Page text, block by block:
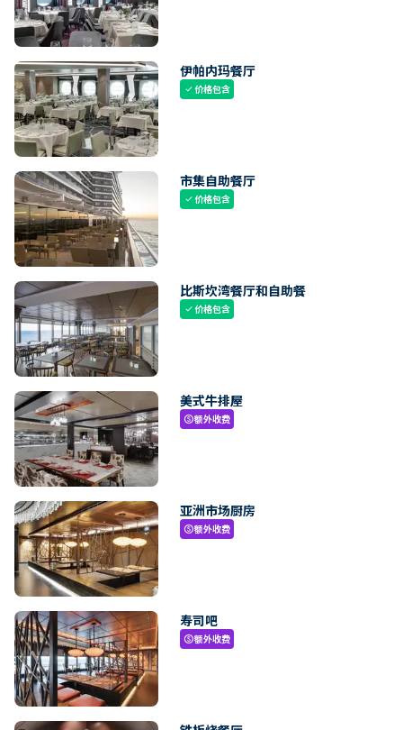
伊帕内玛餐厅
check价格包含
市集自助餐厅
check价格包含
比斯坎湾餐厅和自助餐
check价格包含
美式牛排屋
paid额外收费
亚洲市场厨房
paid额外收费
寿司吧
paid额外收费